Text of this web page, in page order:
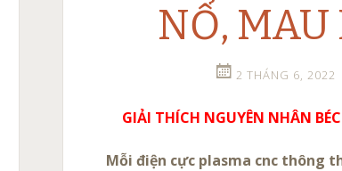
NỔ,
2 THÁNG 6, 2022
GIẢI THÍCH NGUYÊN NHÂN
Mỗi điện cực plasma cnc thông